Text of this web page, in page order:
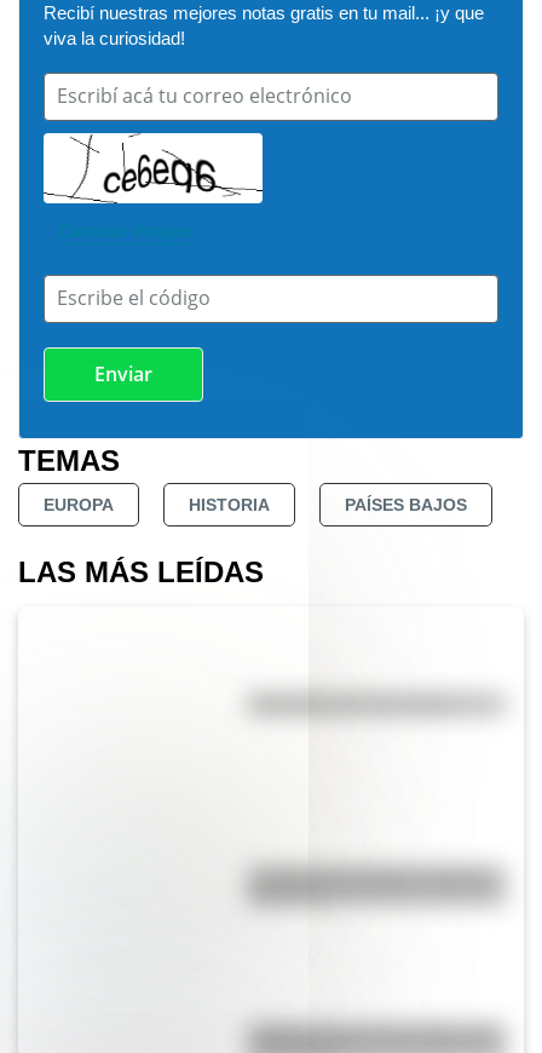
Recibí nuestras mejores notas gratis en tu mail... ¡y que
viva la curiosidad!
Escribí acá tu correo electrónico
Cambiar imagen
Escribe el código
TEMAS
EUROPA HISTORIA PAÍSES BAJOS
LAS MÁS LEÍDAS
La vida de San Martín contada
¿Sabías cómo fue la infancia de